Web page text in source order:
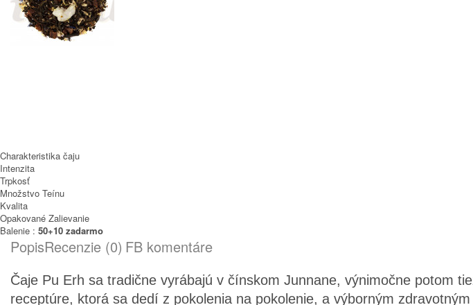
Charakteristika čaju
Intenzita
Trpkosť
Množstvo Teínu
Kvalita
Opakované Zalievanie
Balenie : 50+10 zadarmo
PopisRecenzie (0) FB komentáre
Čaje Pu Erh sa tradične vyrábajú v čínskom Junnane, výnimočne potom
receptúre, ktorá sa dedí z pokolenia na pokolenie, a výborným